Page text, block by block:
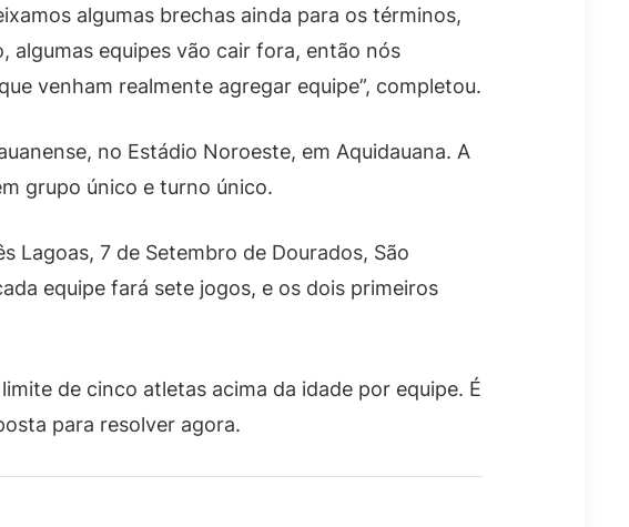
algumas brechas ainda para os términos,
algumas equipes vão cair fora, então nós
venham realmente agregar equipe”, completou.
no Estádio Noroeste, em Aquidauana. A
grupo único e turno único.
Lagoas, 7 de Setembro de Dourados, São
equipe fará sete jogos, e os dois primeiros
de cinco atletas acima da idade por equipe. É
para resolver agora.